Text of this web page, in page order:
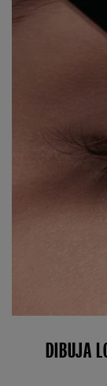
DIBUJA